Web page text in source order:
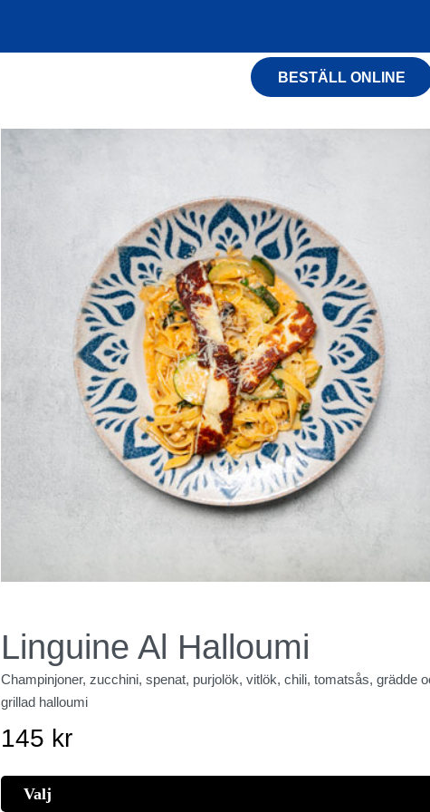
BESTÄLL ONLINE
Linguine Al Halloumi
Champinjoner, zucchini, spenat, purjolök, vitlök, chili, tomatsås, grädde
grillad halloumi
145 kr
Valj